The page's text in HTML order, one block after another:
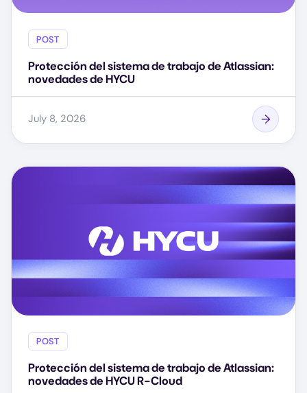
POST
Protección del sistema de trabajo de Atlassian:
novedades de HYCU
July 8, 2026
POST
Protección del sistema de trabajo de Atlassian:
novedades de HYCU R-Cloud